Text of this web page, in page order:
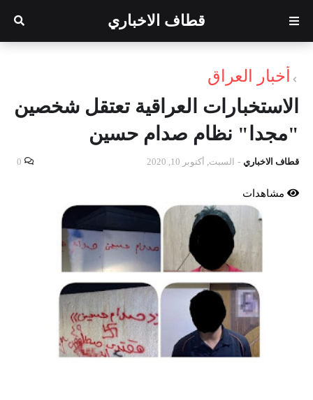
قطاف الاخباري
أخبار العراق
الاستخبارات العراقية تعتقل شخصين
"مجدا" نظام صدام حسين
قطاف الاخباري - السبت, أكتوبر 10, 2020 0
مشاهدات